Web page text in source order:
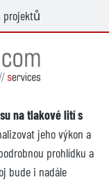
projektů
na tlakové lití s
jeho výkon a
prohlídku a
bude i nadále